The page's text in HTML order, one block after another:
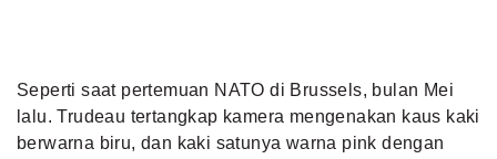
Seperti saat pertemuan NATO di Brussels, bulan Mei
lalu. Trudeau tertangkap kamera mengenakan kaus kaki
berwarna biru, dan kaki satunya warna pink dengan